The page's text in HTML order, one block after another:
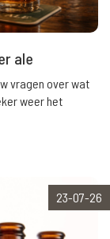
ale
vragen over wat
weer het
23-07-26